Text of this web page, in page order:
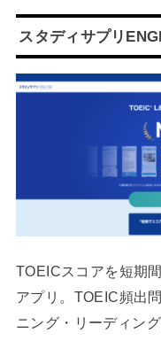
スタディサプリ
TOEICスコアを短期
アプリ。TOEIC頻出
ニング・リーディン